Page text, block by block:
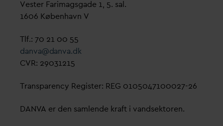
Vester Farimagsgade 1, 5. sal.
1606 København V
Tlf.: 70 21 00 55
danva@danva.dk
CVR: 29031215
Transparency Register: REG 0105047100027-26
DANVA er den samlende kraft i vandsektoren.